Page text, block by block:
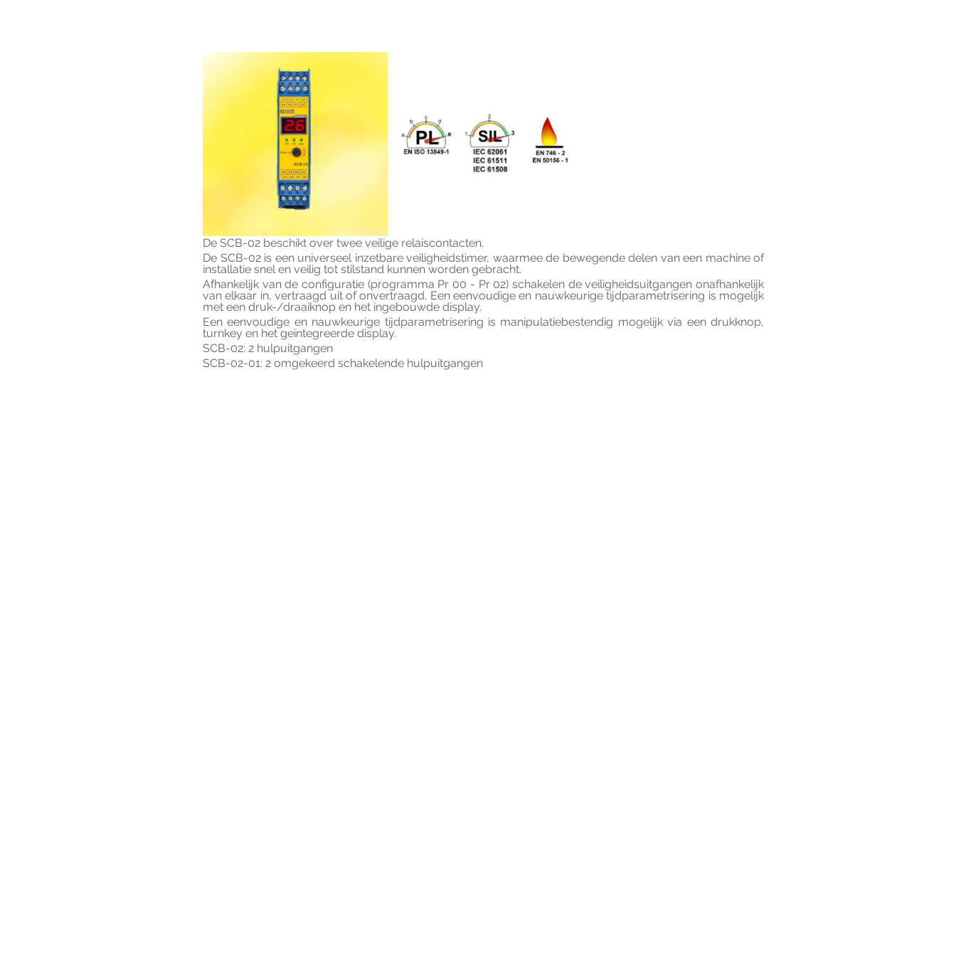
De SCB-02 beschikt over twee veilige relaiscontacten.
De SCB-02 is een universeel inzetbare veiligheidstimer, waarmee de bewegende delen van een machine of
installatie snel en veilig tot stilstand kunnen worden gebracht.
Afhankelijk van de configuratie (programma Pr 00 - Pr 02) schakelen de veiligheidsuitgangen onafhankelijk
van elkaar in, vertraagd uit of onvertraagd. Een eenvoudige en nauwkeurige tijdparametrisering is mogelijk
met een druk-/draaiknop en het ingebouwde display.
Een eenvoudige en nauwkeurige tijdparametrisering is manipulatiebestendig mogelijk via een drukknop,
turnkey en het geïntegreerde display.
SCB-02: 2 hulpuitgangen
SCB-02-01: 2 omgekeerd schakelende hulpuitgangen